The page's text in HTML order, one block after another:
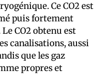
Ce CO2 est
puis fortement
CO2 obtenu est
canalisations, aussi
que les gaz
propres et